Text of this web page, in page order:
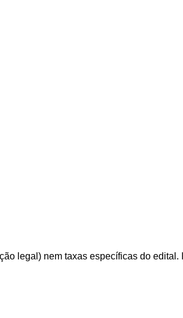
legal) nem taxas específicas do